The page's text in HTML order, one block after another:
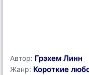
Автор: Грэхем Линн
Жанр: Короткие